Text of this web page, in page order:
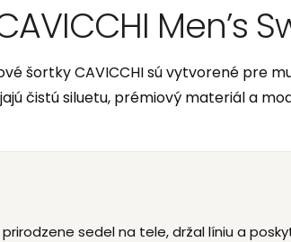
Men’s
šortky CAVICCHI sú vytvorené pre
čistú siluetu, prémiový materiál a
sedel na tele, držal líniu a